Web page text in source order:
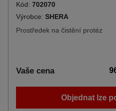
Kód: 702070
Výrobce: SHERA
Prostředek na čistění protéz
Vaše cena
Objednat lze